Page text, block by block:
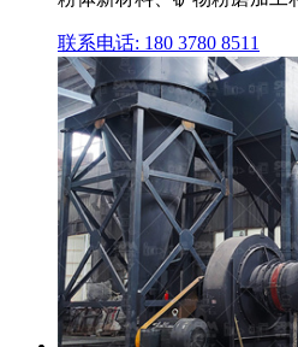
联系电话: 180 3780 8511